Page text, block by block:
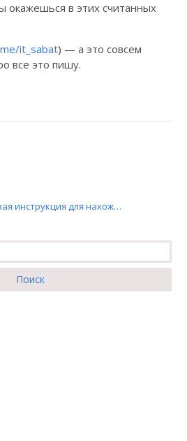
окажешься в этих считанных
it_sabat) — а это совсем
все это пишу.
инструкция для нахож…